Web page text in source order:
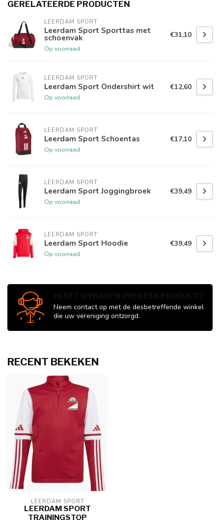
GERELATEERDE PRODUCTEN
LEERDAM SPORT
Leerdam Sport Sporttas met
schoenvak
Op voorraad
€31,10
LEERDAM SPORT
Leerdam Sport Ondershirt wit
Op voorraad
€12,60
LEERDAM SPORT
Leerdam Sport Schoentas
Op voorraad
€17,10
LEERDAM SPORT
Leerdam Sport Joggingbroek
Op voorraad
€39,49
LEERDAM SPORT
Leerdam Sport Hoodie
Op voorraad
€39,49
Neem contact op met de desbetreffende winkel
die uw vereniging ontzorgd.
RECENT BEKEKEN
LEERDAM SPORT
LEERDAM SPORT
TRAININGSTOP